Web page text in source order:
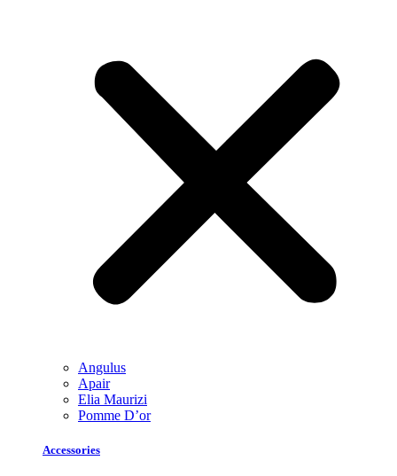
Angulus
Apair
Elia Maurizi
Pomme D’or
Accessories